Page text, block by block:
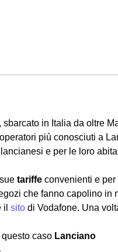
in Italia da oltre
più conosciuti a
e per le loro
tariffe convenienti e
che fanno capolino in
il sito di Vodafone. Una
questo caso Lanciano